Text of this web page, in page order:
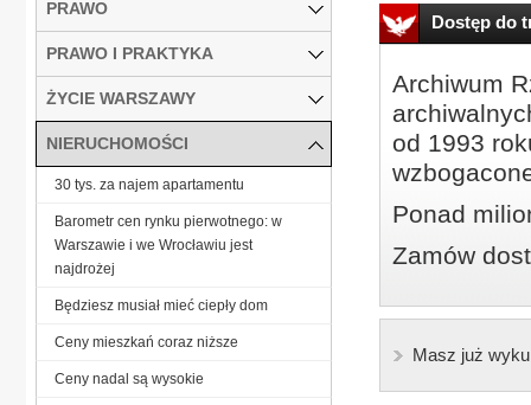
Dostęp do
Archiwum
od 1993
Ponad
Zamów
Masz już
PRAWO
PRAWO I PRAKTYKA
ŻYCIE WARSZAWY
NIERUCHOMOŚCI
30 tys. za najem apartamentu
Barometr cen rynku pierwotnego: w
Warszawie i we Wrocławiu jest
najdrożej
Będziesz musiał mieć ciepły dom
Ceny mieszkań coraz niższe
Ceny nadal są wysokie